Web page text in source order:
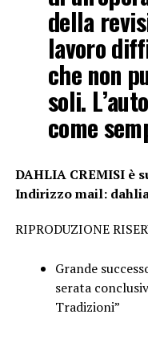
della
lavoro
che non
soli.
come
DAHLIA CREMISI è
Indirizzo mail:
RIPRODUZIONE
Grande
serata
Tradizioni”